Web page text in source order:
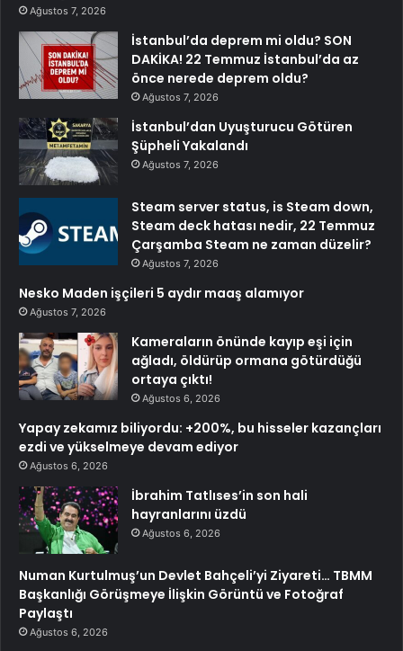
Ağustos 7, 2026
İstanbul’da deprem mi oldu? SON
DAKİKA! 22 Temmuz İstanbul’da az
önce nerede deprem oldu?
Ağustos 7, 2026
İstanbul’dan Uyuşturucu Götüren
Şüpheli Yakalandı
Ağustos 7, 2026
Steam server status, is Steam down,
Steam deck hatası nedir, 22 Temmuz
Çarşamba Steam ne zaman düzelir?
Ağustos 7, 2026
Nesko Maden işçileri 5 aydır maaş alamıyor
Ağustos 7, 2026
Kameraların önünde kayıp eşi için
ağladı, öldürüp ormana götürdüğü
ortaya çıktı!
Ağustos 6, 2026
Yapay zekamız biliyordu: +200%, bu hisseler kazançları
ezdi ve yükselmeye devam ediyor
Ağustos 6, 2026
İbrahim Tatlıses’in son hali
hayranlarını üzdü
Ağustos 6, 2026
Numan Kurtulmuş’un Devlet Bahçeli’yi Ziyareti… TBMM
Başkanlığı Görüşmeye İlişkin Görüntü ve Fotoğraf
Paylaştı
Ağustos 6, 2026